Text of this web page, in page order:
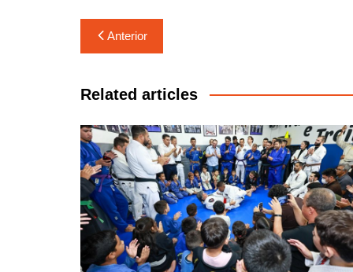
Navegação
de
Post
Anterior
Related articles